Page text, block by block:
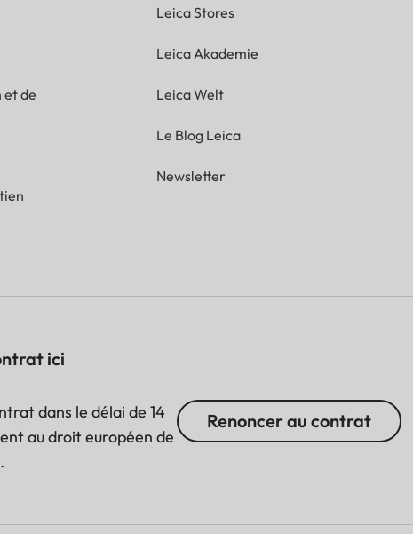
et de
Leica Stores
Leica Akademie
Leica Welt
Le Blog Leica
Newsletter
ici
dans le délai de 14
au droit européen de
Renoncer au contrat